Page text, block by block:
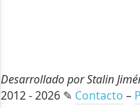
Desarrollado por Stalin
2012 - 2026 ✎ Contacto –